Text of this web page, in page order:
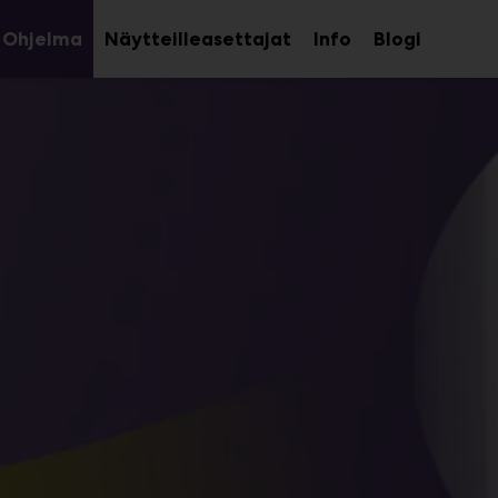
Ohjelma Näytteilleasettajat InfoAvaa
alavalikko
Blogi